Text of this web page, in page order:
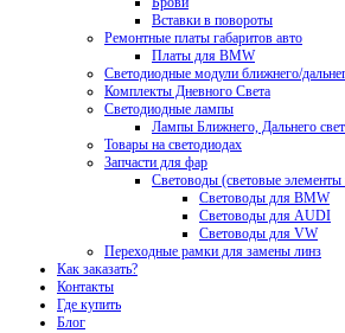
Вставки в повороты
Ремонтные платы габаритов авто
Платы для BMW
Светодиодные модули ближнего/
Комплекты Дневного Света
Светодиодные лампы
Лампы Ближнего, Дальнего
Товары на светодиодах
Запчасти для фар
Световоды (световые
Световоды для BMW
Световоды для AUDI
Световоды для VW
Переходные рамки для замены линз
Как заказать?
Контакты
Где купить
Блог